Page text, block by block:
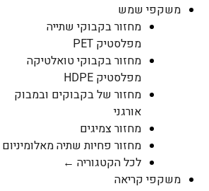
משקפי שמש
מחזור בקבוקי שתייה
מפלסטיק PET
מחזור בקבוקי טואלטיקה
מפלסטיק HDPE
מחזור של בקבוקים ובמבוק
אורגני
מחזור צמיגים
מחזור פחיות שתיה מאלומיניום
לכל הקטגוריה ←
משקפי קריאה